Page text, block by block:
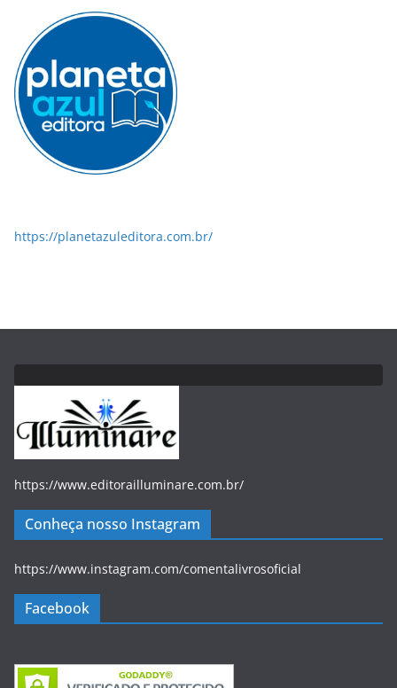
https://planetazuleditora.com.br/
https://www.editorailluminare.com.br/
Conheça nosso Instagram
https://www.instagram.com/comentalivrosoficial
Facebook